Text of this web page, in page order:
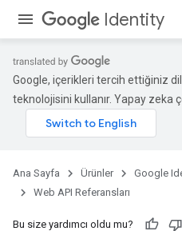
Identity
Google, içerikleri tercih ettiğiniz
teknolojisini kullanır. Yapay zeka
Ana Sayfa Ürünler Google
Web API Referansları
Bu size yardımcı oldu mu?